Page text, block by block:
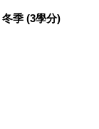
冬季(3學分)